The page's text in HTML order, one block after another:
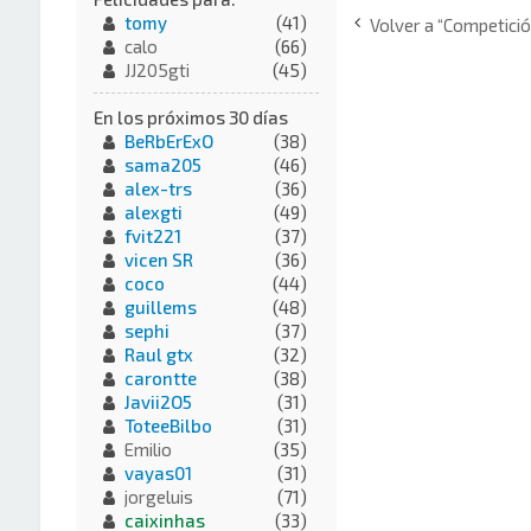
Volver a
tomy
(41)
calo
(66)
JJ205gti
(45)
En los próximos 30 días
BeRbErExO
(38)
sama205
(46)
alex-trs
(36)
alexgti
(49)
fvit221
(37)
vicen SR
(36)
coco
(44)
guillems
(48)
sephi
(37)
Raul gtx
(32)
carontte
(38)
Javii2O5
(31)
ToteeBilbo
(31)
Emilio
(35)
vayas01
(31)
jorgeluis
(71)
caixinhas
(33)